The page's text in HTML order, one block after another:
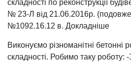
складності по реконструкції
№ 23-Л від 21.06.2016р.
№1092.16.12 в. Докладніше
Виконуємо різноманітні бетонні
складності. Робимо таку роботу: